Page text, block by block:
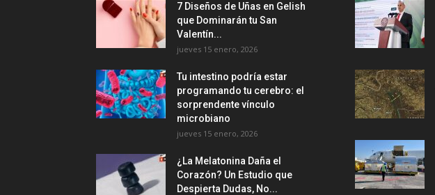
7 Diseños de Uñas en Gelish
que Dominarán tu San
Valentín...
jueves 15 enero, 2026
Tu intestino podría estar
programando tu cerebro: el
sorprendente vínculo
microbiano
jueves 15 enero, 2026
¿La Melatonina Daña el
Corazón? Un Estudio que
Despierta Dudas, No...